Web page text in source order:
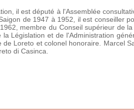
il est député à l'Assemblée
de 1947 à 1952, il est conseiller
membre du Conseil supérieur de
la Législation et de l'Administration
de Loreto et colonel honoraire. Marcel
di Casinca.